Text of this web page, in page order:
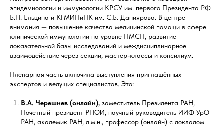
эпидемиологии и иммунологии КРСУ им. первого Президента РФ
Б.Н. Ельцина и КГМИПиПК им. С.Б. Даниярова. В центре
внимания — повышение качества медицинской помощи в сфере
клинической иммунологии на уровне ПМСП, развитие
доказательной базы исследований и междисциплинарное
взаимодействие через секции, мастер-классы и консилиум.
Пленарная часть включила выступления приглашённых
экспертов и ведущих специалистов. Это:
В.А. Черешнев (онлайн), заместитель Президента РАН,
Почетный президент РНОИ, научный руководитель ИИФ УрО
РАН, академик РАН, д.м.н., профессор (онлайн) с докладом